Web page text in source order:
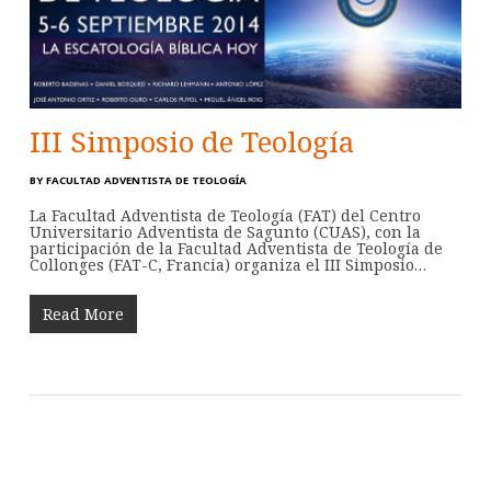
III Simposio de Teología
BY FACULTAD ADVENTISTA DE TEOLOGÍA
La Facultad Adventista de Teología (FAT) del Centro
Universitario Adventista de Sagunto (CUAS), con la
participación de la Facultad Adventista de Teología de
Collonges (FAT-C, Francia) organiza el III Simposio…
Read More